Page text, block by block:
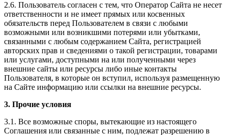
2.6. Пользователь согласен с тем, что Оператор Сайта не несет
ответственности и не имеет прямых или косвенных
обязательств перед Пользователем в связи с любыми
возможными или возникшими потерями или убытками,
связанными с любым содержанием Сайта, регистрацией
авторских прав и сведениями о такой регистрации, товарами
или услугами, доступными на или полученными через
внешние сайты или ресурсы либо иные контакты
Пользователя, в которые он вступил, используя размещенную
на Сайте информацию или ссылки на внешние ресурсы.
3. Прочие условия
3.1. Все возможные споры, вытекающие из настоящего
Соглашения или связанные с ним, подлежат разрешению в